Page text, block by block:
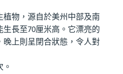
物，源自於美州中部及南
生長至70厘米高。它漂亮的
晚上則呈閉合狀態，令人對
。